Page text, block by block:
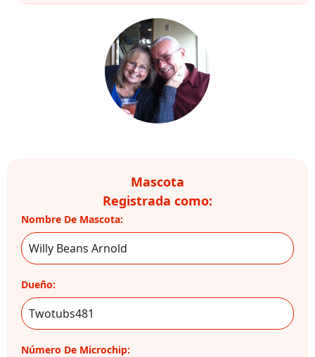
Mascota
Registrada como:
Nombre De Mascota:
Dueño:
Número De Microchip: